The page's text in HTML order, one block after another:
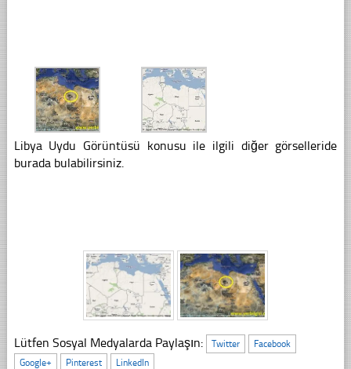
Libya Uydu Görüntüsü konusu ile ilgili diğer görselleride
burada bulabilirsiniz.
Lütfen Sosyal Medyalarda Paylaşın: Twitter
Facebook
Google+
Pinterest LinkedIn